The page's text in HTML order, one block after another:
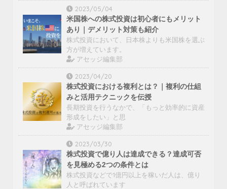
2023/05/04
米国株への株式投資は初心者にもメリット
あり｜デメリット対策も紹介
株式投資において、日本株よりも米国株を選ぶ
方が増えています。
アセッジ編集部
2023/04/20
株式投資における複利とは？｜複利の仕組
みと活用テクニックを伝授
長期投資を行うなかで、「もっと効率的に資産
形成をしたい」と思
アセッジ編集部
2023/03/30
株式投資で億り人は達成できる？達成可否
を見極める2つの条件とは
株式投資などで1億円以上を稼いだ人は、億り
人と呼ばれています